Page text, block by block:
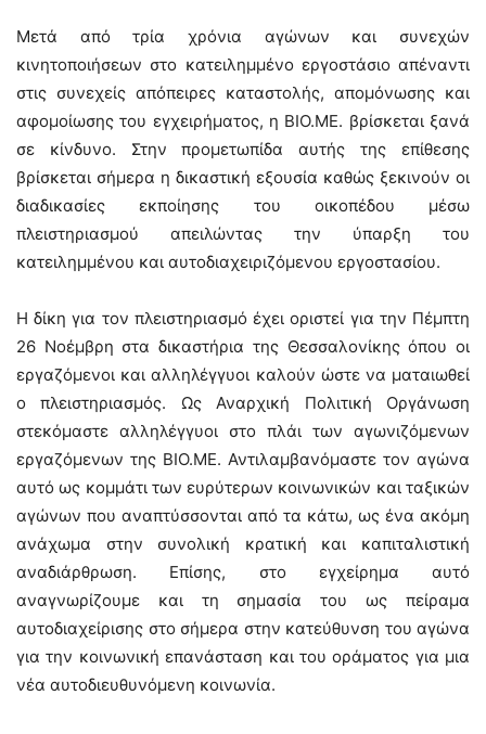
Μετά από τρία χρόνια αγώνων και συνεχών
κινητοποιήσεων στο κατειλημμένο εργοστάσιο απέναντι
στις συνεχείς απόπειρες καταστολής, απομόνωσης και
αφομοίωσης του εγχειρήματος, η ΒΙΟ.ΜΕ. βρίσκεται ξανά
σε κίνδυνο. Στην προμετωπίδα αυτής της επίθεσης
βρίσκεται σήμερα η δικαστική εξουσία καθώς ξεκινούν οι
διαδικασίες εκποίησης του οικοπέδου μέσω
πλειστηριασμού απειλώντας την ύπαρξη του
κατειλημμένου και αυτοδιαχειριζόμενου εργοστασίου.
Η δίκη για τον πλειστηριασμό έχει οριστεί για την Πέμπτη
26 Νοέμβρη στα δικαστήρια της Θεσσαλονίκης όπου οι
εργαζόμενοι και αλληλέγγυοι καλούν ώστε να ματαιωθεί
ο πλειστηριασμός. Ως Αναρχική Πολιτική Οργάνωση
στεκόμαστε αλληλέγγυοι στο πλάι των αγωνιζόμενων
εργαζόμενων της ΒΙΟ.ΜΕ. Αντιλαμβανόμαστε τον αγώνα
αυτό ως κομμάτι των ευρύτερων κοινωνικών και ταξικών
αγώνων που αναπτύσσονται από τα κάτω, ως ένα ακόμη
ανάχωμα στην συνολική κρατική και καπιταλιστική
αναδιάρθρωση. Επίσης, στο εγχείρημα αυτό
αναγνωρίζουμε και τη σημασία του ως πείραμα
αυτοδιαχείρισης στο σήμερα στην κατεύθυνση του αγώνα
για την κοινωνική επανάσταση και του οράματος για μια
νέα αυτοδιευθυνόμενη κοινωνία.